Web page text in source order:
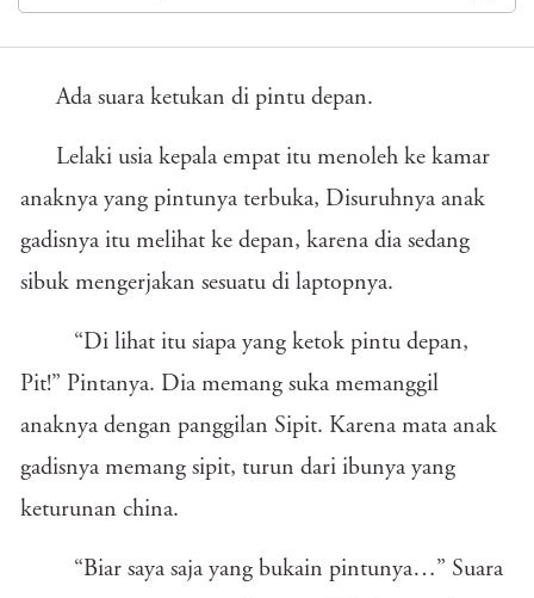
Ada suara ketukan di pintu depan.
Lelaki usia kepala empat itu menoleh ke kamar
anaknya yang pintunya terbuka, Disuruhnya anak
gadisnya itu melihat ke depan, karena dia sedang
sibuk mengerjakan sesuatu di laptopnya.
“Di lihat itu siapa yang ketok pintu depan,
Pit!” Pintanya. Dia memang suka memanggil
anaknya dengan panggilan Sipit. Karena mata anak
gadisnya memang sipit, turun dari ibunya yang
keturunan china.
“Biar saya saja yang bukain pintunya…” Suara